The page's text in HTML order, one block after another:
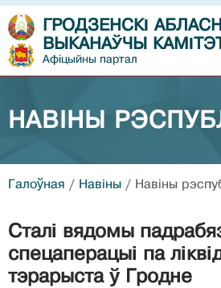
ГРОДЗЕНСКІ
ВЫКАНАЎЧЫ
Афіцыйны партал
НАВIНЫ
Галоўная / Навiны / Навiны
Сталі вядомы
спецаперацыі па
тэрарыста ў Гродне